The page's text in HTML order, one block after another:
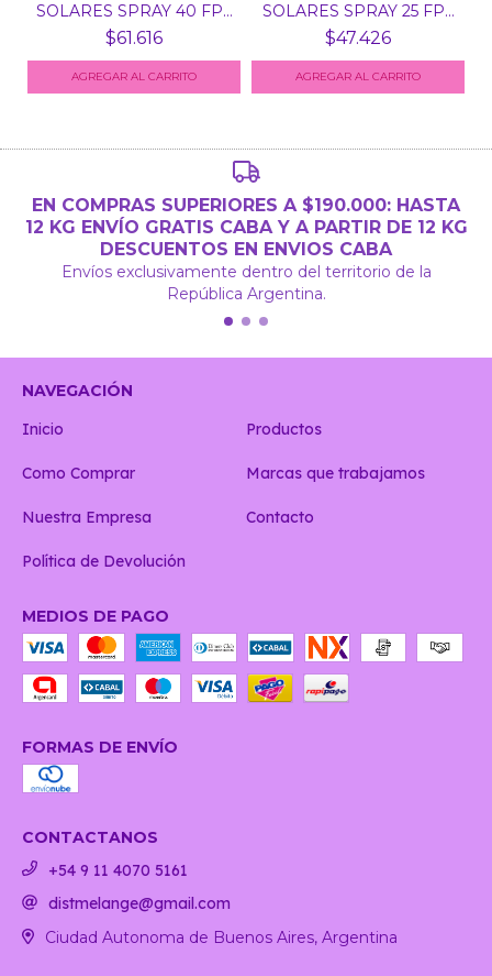
SOLARES SPRAY 40 FPS
E...
$61.616
SOLARES SPRAY 25 FPS
E...
$47.426
EN COMPRAS SUPERIORES A $190.000: HASTA
12 KG ENVÍO GRATIS CABA Y A PARTIR DE 12 KG
DESCUENTOS EN ENVIOS CABA
Envíos exclusivamente dentro del territorio de la
República Argentina.
NAVEGACIÓN
Inicio
Productos
Como Comprar Marcas que trabajamos
Nuestra Empresa Contacto
Política de Devolución
MEDIOS DE PAGO
FORMAS DE ENVÍO
CONTACTANOS
+54 9 11 4070 5161
distmelange@gmail.com
Ciudad Autonoma de Buenos Aires, Argentina